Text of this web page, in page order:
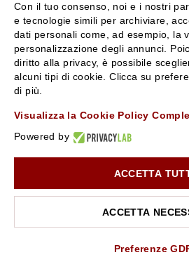
Resi e rimborsi
Pagamenti
Spedizione
Condizioni generali di vendita
Privacy Policy
Chi
Negozi
Attiva
P.IVA 01351170350 - REA RE-179054
10% di Sconto sul primo ordine!
Iscriviti alla newsletter e rimani
le promozioni Rossi Profumi.
*Il Buono non si applica su Articoli in
ISCRIVITI ALLA
Con il tuo consenso, noi e i nostri
e tecnologie simili per archiviare,
dati personali come, ad esempio, la
personalizzazione degli annunci.
diritto alla privacy, è possibile
alcuni tipi di cookie. Clicca su
di più.
Visualizza la Cookie Policy
Powered by
ACCETTA
ACCETTA
Preferenze